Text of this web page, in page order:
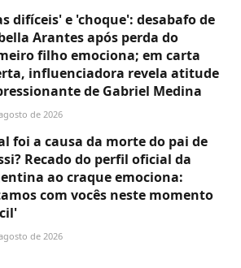
difíceis' e 'choque': desabafo de
Arantes após perda do
filho emociona; em carta
influenciadora revela atitude
de Gabriel Medina
de 2026
foi a causa da morte do pai de
Recado do perfil oficial da
ao craque emociona:
com vocês neste momento
de 2026